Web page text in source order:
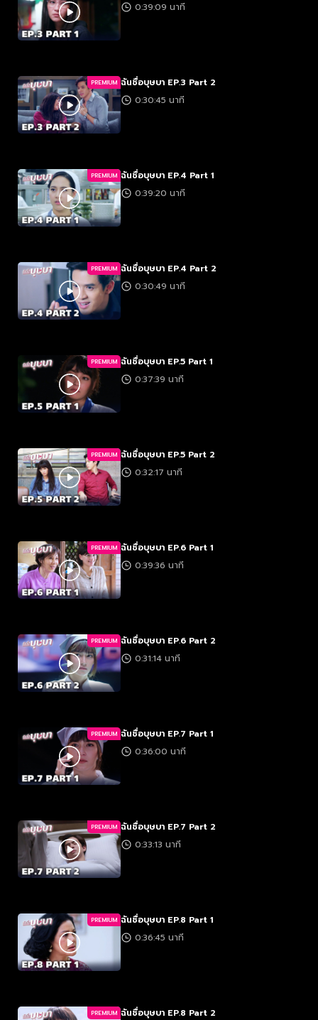
0:39:09 นาที
PREMIUM ฉันชื่อบุษบา EP.3 Part 2
0:30:45 นาที
PREMIUM ฉันชื่อบุษบา EP.4 Part 1
0:39:20 นาที
PREMIUM ฉันชื่อบุษบา EP.4 Part 2
0:30:49 นาที
PREMIUM ฉันชื่อบุษบา EP.5 Part 1
0:37:39 นาที
PREMIUM ฉันชื่อบุษบา EP.5 Part 2
0:32:17 นาที
PREMIUM ฉันชื่อบุษบา EP.6 Part 1
0:39:36 นาที
PREMIUM ฉันชื่อบุษบา EP.6 Part 2
0:31:14 นาที
PREMIUM ฉันชื่อบุษบา EP.7 Part 1
0:36:00 นาที
PREMIUM ฉันชื่อบุษบา EP.7 Part 2
0:33:13 นาที
PREMIUM ฉันชื่อบุษบา EP.8 Part 1
0:36:45 นาที
PREMIUM ฉันชื่อบุษบา EP.8 Part 2